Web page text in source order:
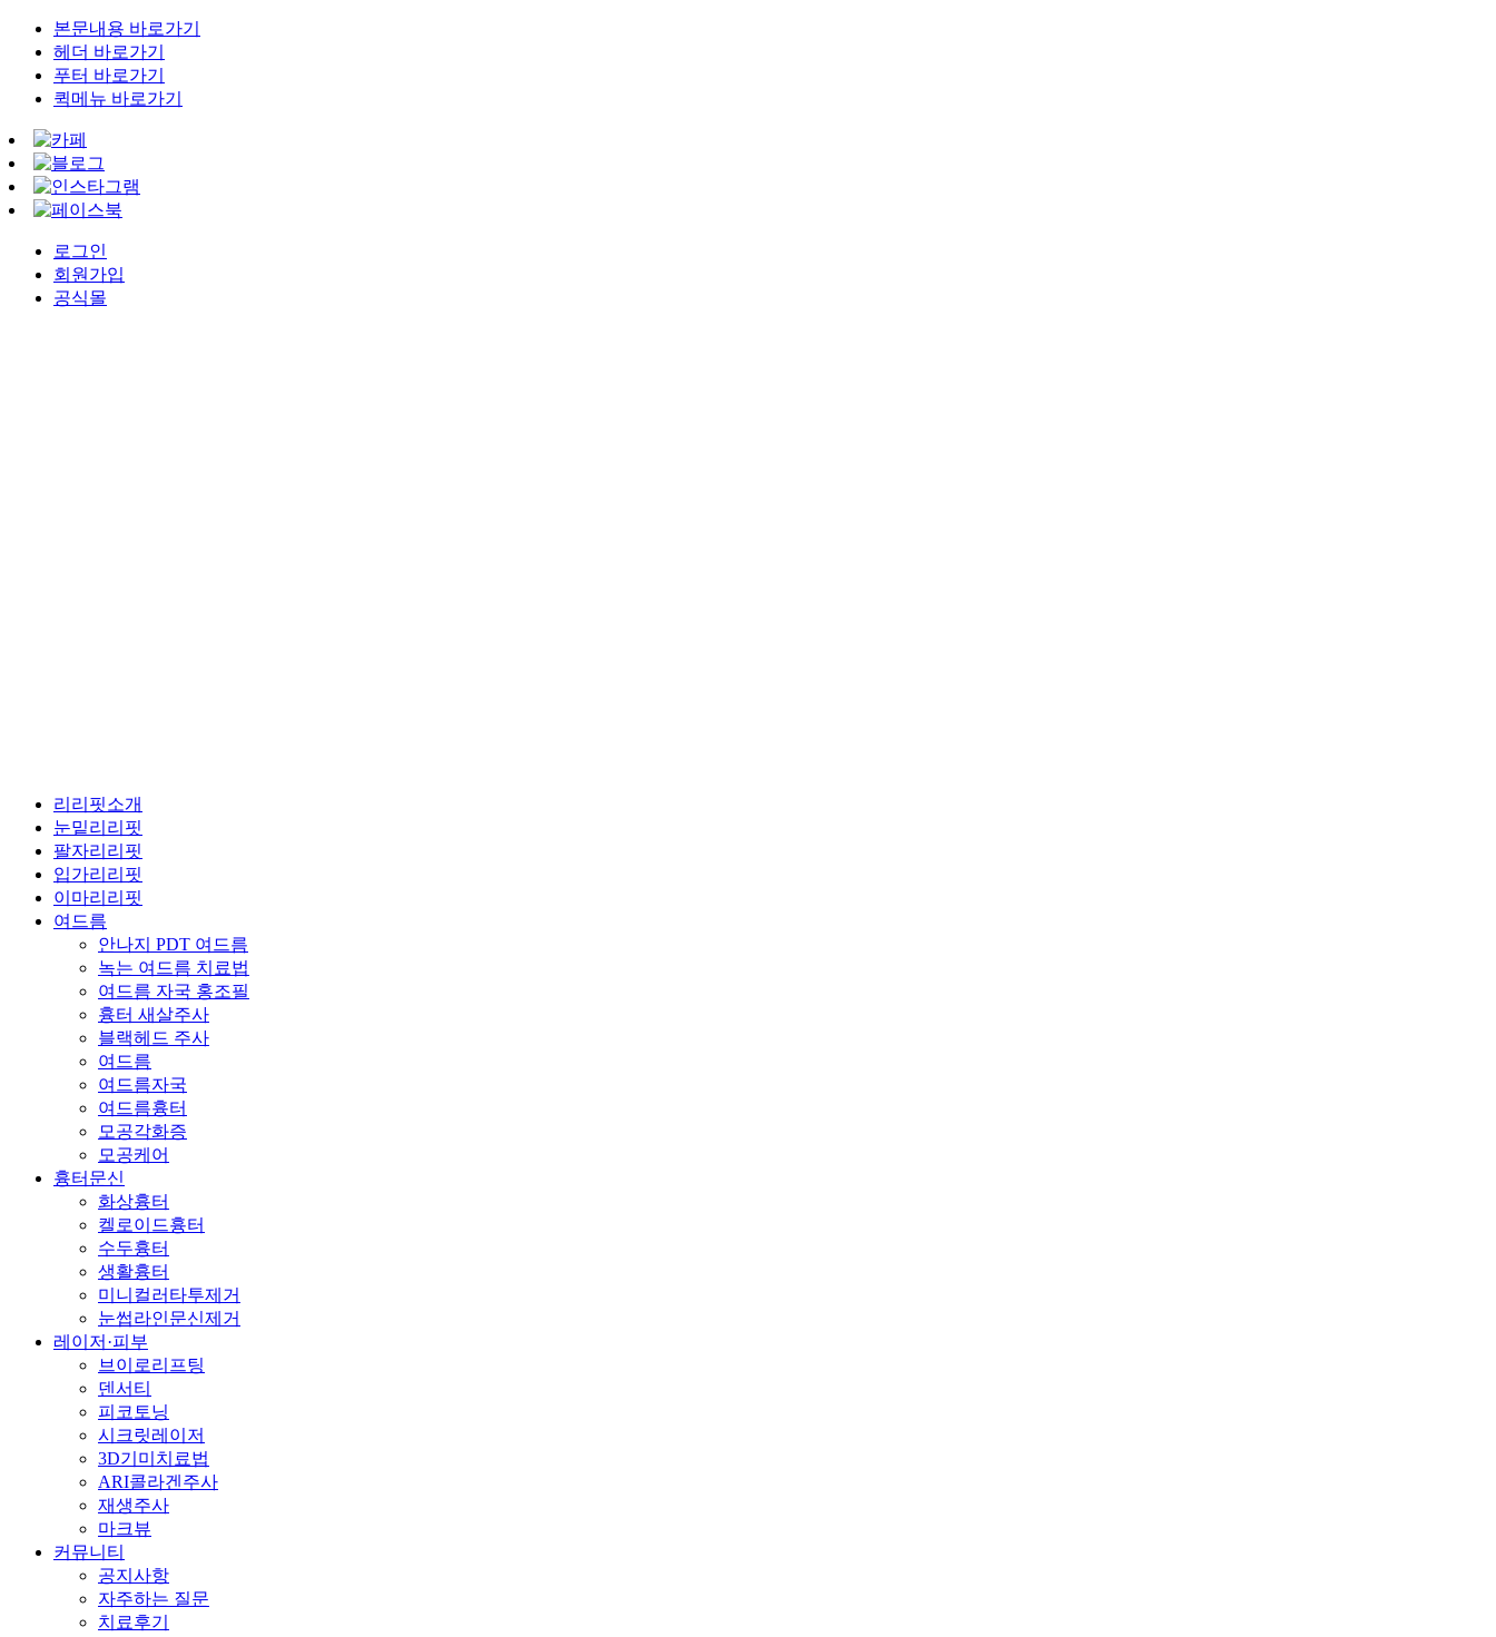
본문내용 바로가기
헤더 바로가기
푸터 바로가기
퀵메뉴 바로가기
로그인
회원가입
공식몰
리리핏소개
눈밑리리핏
팔자리리핏
입가리리핏
이마리리핏
여드름
안나지 PDT 여드름
녹는 여드름 치료법
여드름 자국 홍조필
흉터 새살주사
블랙헤드 주사
여드름
여드름자국
여드름흉터
모공각화증
모공케어
흉터문신
화상흉터
켈로이드흉터
수두흉터
생활흉터
미니컬러타투제거
눈썹라인문신제거
레이저·피부
브이로리프팅
덴서티
피코토닝
시크릿레이저
3D기미치료법
ARI콜라겐주사
재생주사
마크뷰
커뮤니티
공지사항
자주하는 질문
치료후기